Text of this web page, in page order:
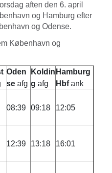
aften den 6. april
og Hamburg efter
og Odense.
København og
Oden
se afg
Koldin
g afg
Hamburg
Hbfank
08:39 09:18 12:05
12:39 13:18 16:01